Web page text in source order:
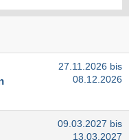
27.11.2026 bis
08.12.2026
09.03.2027 bis
13.03.2027